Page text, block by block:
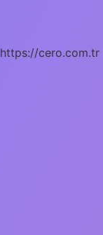
https://cero.com.tr